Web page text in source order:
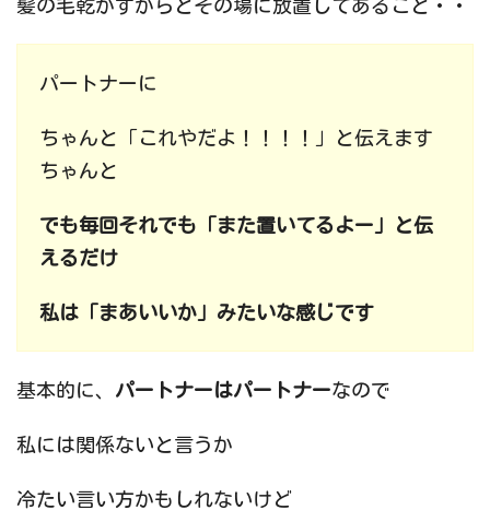
髪の毛乾かすからとその場に放置してあること・・
パートナーに
ちゃんと「これやだよ！！！！」と伝えます
ちゃんと
でも毎回それでも「また置いてるよー」と伝
えるだけ
私は「まあいいか」みたいな感じです
基本的に、 パートナーはパートナーなので
私には関係ないと言うか
冷たい言い方かもしれないけど